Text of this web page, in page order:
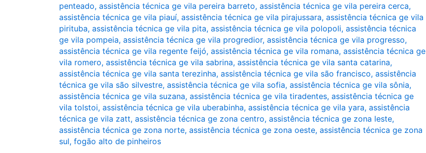
penteado, assistência técnica ge vila pereira barreto, assistência técnica ge vila pereira cerca,
assistência técnica ge vila piauí, assistência técnica ge vila pirajussara, assistência técnica ge vila
pirituba, assistência técnica ge vila pita, assistência técnica ge vila polopoli, assistência técnica
ge vila pompeia, assistência técnica ge vila progredior, assistência técnica ge vila progresso,
assistência técnica ge vila regente feijó, assistência técnica ge vila romana, assistência técnica ge
vila romero, assistência técnica ge vila sabrina, assistência técnica ge vila santa catarina,
assistência técnica ge vila santa terezinha, assistência técnica ge vila são francisco, assistência
técnica ge vila são silvestre, assistência técnica ge vila sofia, assistência técnica ge vila sônia,
assistência técnica ge vila suzana, assistência técnica ge vila tiradentes, assistência técnica ge
vila tolstoi, assistência técnica ge vila uberabinha, assistência técnica ge vila yara, assistência
técnica ge vila zatt, assistência técnica ge zona centro, assistência técnica ge zona leste,
assistência técnica ge zona norte, assistência técnica ge zona oeste, assistência técnica ge zona
sul, fogão alto de pinheiros